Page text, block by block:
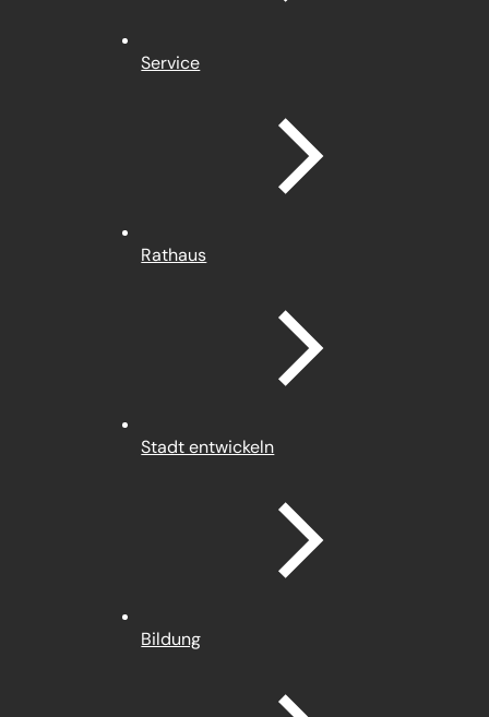
Service
Rathaus
Stadt entwickeln
Bildung